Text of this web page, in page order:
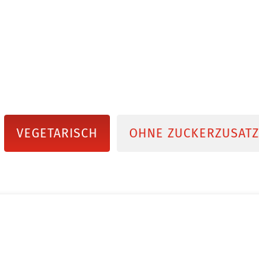
VEGETARISCH OHNE ZUCKERZUSATZ